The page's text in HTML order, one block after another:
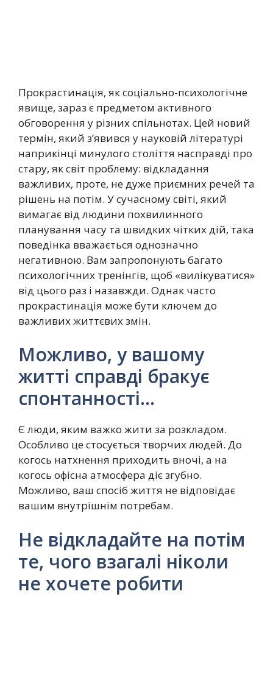
Прокрастинація, як соціально-психологічне
явище, зараз є предметом активного
обговорення у різних спільнотах. Цей новий
термін, який з’явився у науковій літературі
наприкінці минулого століття насправді про
стару, як світ проблему: відкладання
важливих, проте, не дуже приємних речей та
рішень на потім. У сучасному світі, який
вимагає від людини похвилинного
планування часу та швидких чітких дій, така
поведінка вважається однозначно
негативною. Вам запропонують багато
психологічних тренінгів, щоб «вилікуватися»
від цього раз і назавжди. Однак часто
прокрастинація може бути ключем до
важливих життєвих змін.
Можливо, у вашому
житті справді бракує
спонтанності…
Є люди, яким важко жити за розкладом.
Особливо це стосується творчих людей. До
когось натхнення приходить вночі, а на
когось офісна атмосфера діє згубно.
Можливо, ваш спосіб життя не відповідає
вашим внутрішнім потребам.
Не відкладайте на потім
те, чого взагалі ніколи
не хочете робити